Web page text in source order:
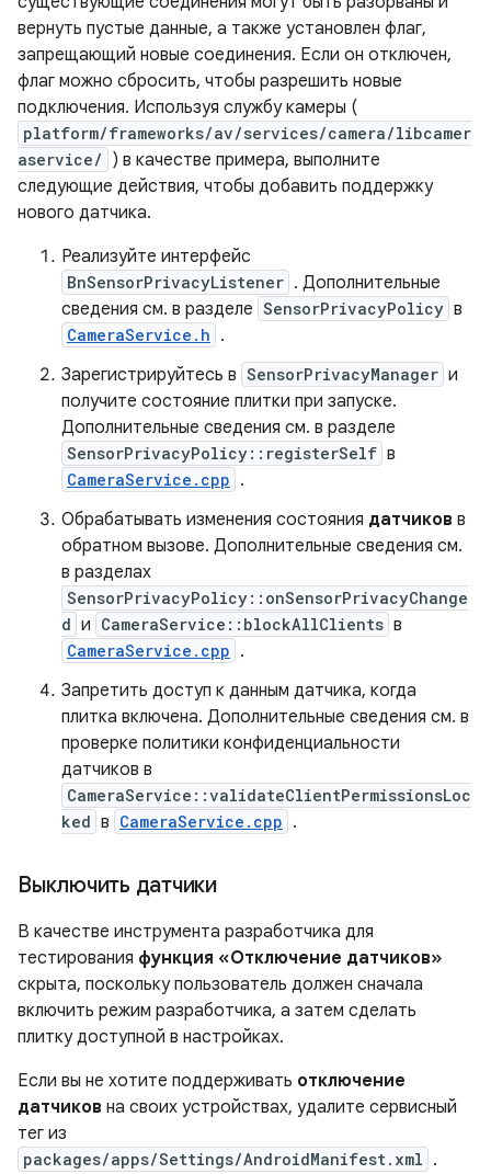
вернуть пустые данные, а также установлен флаг,
запрещающий новые соединения. Если он отключен,
флаг можно сбросить, чтобы разрешить новые
подключения. Используя службу камеры (
platform/frameworks/av/services/camera/libcamer
aservice/
) в качестве примера, выполните
следующие действия, чтобы добавить поддержку
нового датчика.
Реализуйте интерфейс
BnSensorPrivacyListener . Дополнительные
сведения см. в разделе SensorPrivacyPolicy в
CameraService.h .
Зарегистрируйтесь в SensorPrivacyManager и
получите состояние плитки при запуске.
Дополнительные сведения см. в разделе
SensorPrivacyPolicy::registerSelf в
CameraService.cpp .
Обрабатывать изменения состояния датчиков в
обратном вызове. Дополнительные сведения см.
в разделах
SensorPrivacyPolicy::onSensorPrivacyChange
d и CameraService::blockAllClients в
CameraService.cpp .
Запретить доступ к данным датчика, когда
плитка включена. Дополнительные сведения см. в
проверке политики конфиденциальности
датчиков в
CameraService::validateClientPermissionsLoc
ked в CameraService.cpp .
Выключить датчики
В качестве инструмента разработчика для
тестирования функция «Отключение датчиков»
скрыта, поскольку пользователь должен сначала
включить режим разработчика, а затем сделать
плитку доступной в настройках.
Если вы не хотите поддерживать отключение
датчиков на своих устройствах, удалите сервисный
тег из
packages/apps/Settings/AndroidManifest.xml .